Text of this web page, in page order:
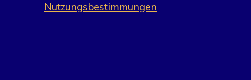
Nutzungsbestimmungen